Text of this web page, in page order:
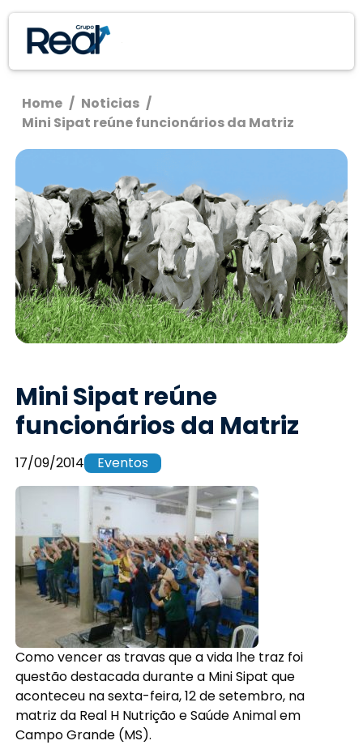
Home / Noticias /
Mini Sipat reúne funcionários da Matriz
Mini Sipat reúne
funcionários da Matriz
17/09/2014 Eventos
Como vencer as travas que a vida lhe traz foi
questão destacada durante a Mini Sipat que
aconteceu na sexta-feira, 12 de setembro, na
matriz da Real H Nutrição e Saúde Animal em
Campo Grande (MS).